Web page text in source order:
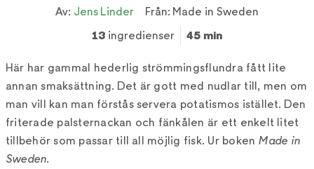
Av: Jens Linder Från: Made in Sweden
13 ingredienser 45 min
Här har gammal hederlig strömmingsflundra fått lite
annan smaksättning. Det är gott med nudlar till, men om
man vill kan man förstås servera potatismos istället. Den
friterade palsternackan och fänkålen är ett enkelt litet
tillbehör som passar till all möjlig fisk. Ur boken Made in
Sweden.